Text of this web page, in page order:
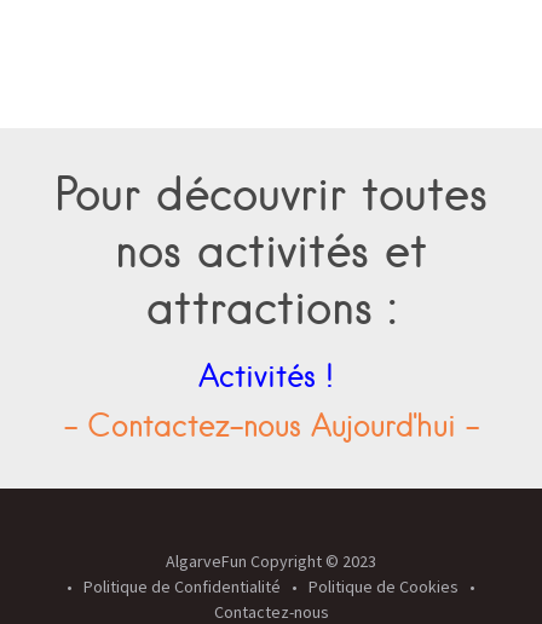
Pour découvrir toutes
nos activités et
attractions :
Activités !
- Contactez-nous Aujourd'hui -
AlgarveFun Copyright © 2023
Politique de Confidentialité
Politique de Cookies
Contactez-nous